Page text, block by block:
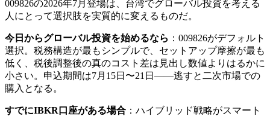
009826の2026年7月登場は、台湾でグローバル投資を考える
人にとって選択肢を実質的に変えるものだ。
今日からグローバル投資を始めるなら ：009826がデフォルト
選択。税務構造が最もシンプルで、セットアップ摩擦が最も
低く、税後調整後の真のコスト差は見出し数値よりはるかに
小さい。申込期間は7月15日〜21日——逃すと二次市場での
購入となる。
すでにIBKR口座がある場合 ：ハイブリッド戦略がスマート